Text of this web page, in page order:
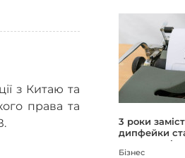
з Китаю та
права та
3 роки
дипфейки
реальності
Бізнес